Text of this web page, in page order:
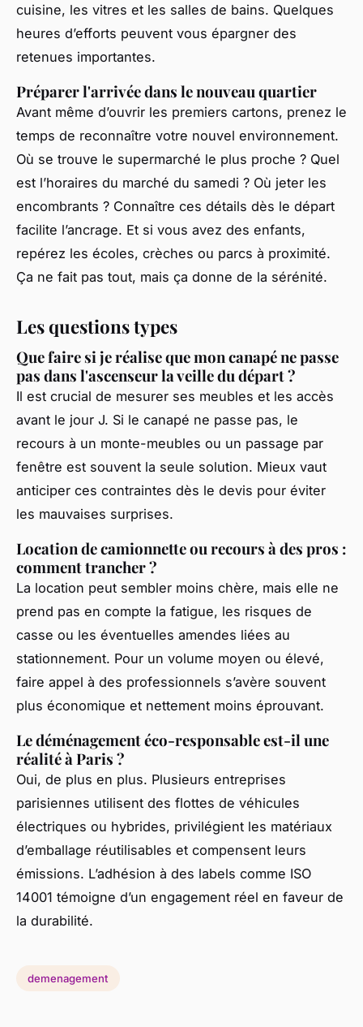
cuisine, les vitres et les salles de bains. Quelques
heures d’efforts peuvent vous épargner des
retenues importantes.
Préparer l'arrivée dans le nouveau quartier
Avant même d’ouvrir les premiers cartons, prenez le
temps de reconnaître votre nouvel environnement.
Où se trouve le supermarché le plus proche ? Quel
est l’horaires du marché du samedi ? Où jeter les
encombrants ? Connaître ces détails dès le départ
facilite l’ancrage. Et si vous avez des enfants,
repérez les écoles, crèches ou parcs à proximité.
Ça ne fait pas tout, mais ça donne de la sérénité.
Les questions types
Que faire si je réalise que mon canapé ne passe
pas dans l'ascenseur la veille du départ ?
Il est crucial de mesurer ses meubles et les accès
avant le jour J. Si le canapé ne passe pas, le
recours à un monte-meubles ou un passage par
fenêtre est souvent la seule solution. Mieux vaut
anticiper ces contraintes dès le devis pour éviter
les mauvaises surprises.
Location de camionnette ou recours à des pros :
comment trancher ?
La location peut sembler moins chère, mais elle ne
prend pas en compte la fatigue, les risques de
casse ou les éventuelles amendes liées au
stationnement. Pour un volume moyen ou élevé,
faire appel à des professionnels s’avère souvent
plus économique et nettement moins éprouvant.
Le déménagement éco-responsable est-il une
réalité à Paris ?
Oui, de plus en plus. Plusieurs entreprises
parisiennes utilisent des flottes de véhicules
électriques ou hybrides, privilégient les matériaux
d’emballage réutilisables et compensent leurs
émissions. L’adhésion à des labels comme ISO
14001 témoigne d’un engagement réel en faveur de
la durabilité.
demenagement